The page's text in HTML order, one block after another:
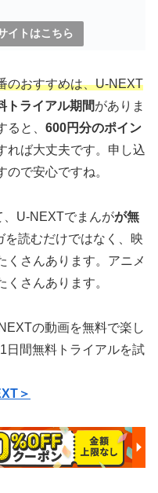
イトはこちら
のおすすめは、U-NEXT
トライアル期間がありま
と、 600円分のポイン
れば大丈夫です。申し込
で安心ですね。
、U-NEXTでまんがが無
を読むだけではなく、映
くさんあります。アニメ
くさんあります。
の動画を無料で楽し
日間無料トライアルを試
＞